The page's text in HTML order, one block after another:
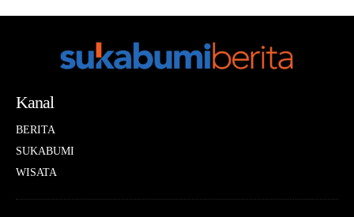
Kanal
BERITA
SUKABUMI
WISATA